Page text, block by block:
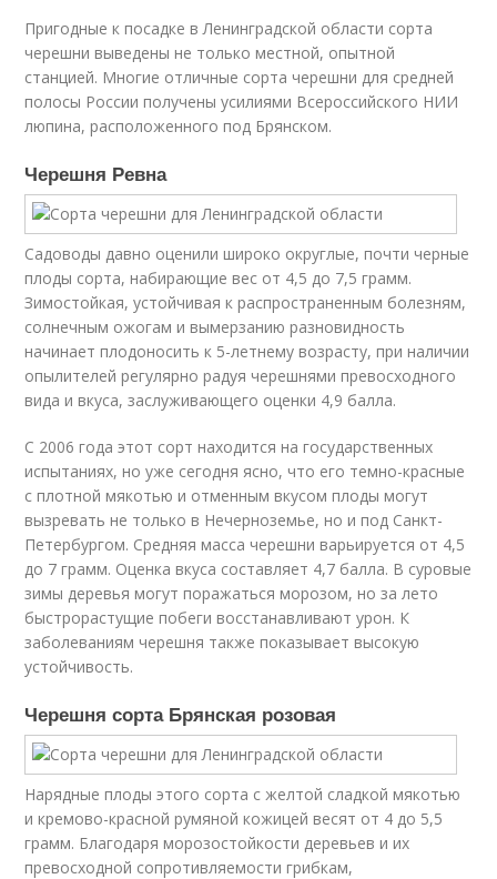
Пригодные к посадке в Ленинградской области сорта
черешни выведены не только местной, опытной
станцией. Многие отличные сорта черешни для средней
полосы России получены усилиями Всероссийского НИИ
люпина, расположенного под Брянском.
Черешня Ревна
Садоводы давно оценили широко округлые, почти черные
плоды сорта, набирающие вес от 4,5 до 7,5 грамм.
Зимостойкая, устойчивая к распространенным болезням,
солнечным ожогам и вымерзанию разновидность
начинает плодоносить к 5-летнему возрасту, при наличии
опылителей регулярно радуя черешнями превосходного
вида и вкуса, заслуживающего оценки 4,9 балла.
С 2006 года этот сорт находится на государственных
испытаниях, но уже сегодня ясно, что его темно-красные
с плотной мякотью и отменным вкусом плоды могут
вызревать не только в Нечерноземье, но и под Санкт-
Петербургом. Средняя масса черешни варьируется от 4,5
до 7 грамм. Оценка вкуса составляет 4,7 балла. В суровые
зимы деревья могут поражаться морозом, но за лето
быстрорастущие побеги восстанавливают урон. К
заболеваниям черешня также показывает высокую
устойчивость.
Черешня сорта Брянская розовая
Нарядные плоды этого сорта с желтой сладкой мякотью
и кремово-красной румяной кожицей весят от 4 до 5,5
грамм. Благодаря морозостойкости деревьев и их
превосходной сопротивляемости грибкам,